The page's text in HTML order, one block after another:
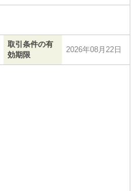
取引条件の有
効期限
2026年08月22日